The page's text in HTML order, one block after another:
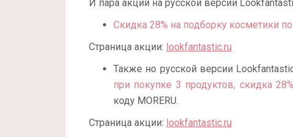
И пара акций на русской версии
Скидка 28% на подборку косметики
Страница акции: lookfantastic.ru
Также но русской версии
при покупке 3 продуктов, скидка
коду MORERU.
Страница акции: lookfantastic.ru